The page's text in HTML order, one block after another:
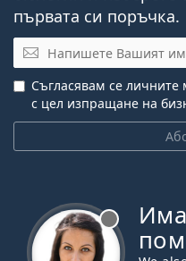
първата си поръчка.
Имейл
Съгласявам се личните
с цел изпращане на